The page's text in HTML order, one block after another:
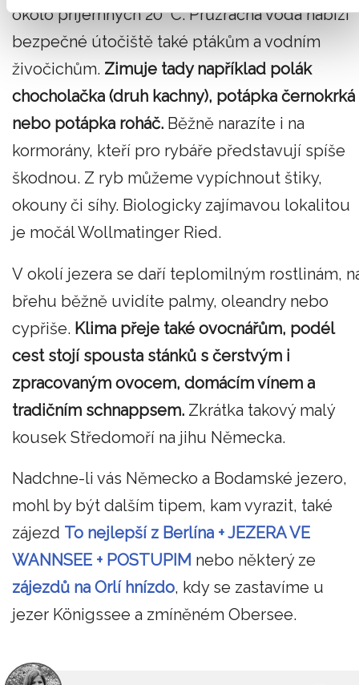
okolo příjemných 20 °C. Průzračná voda nabízí
bezpečné útočiště také ptákům a vodním
živočichům. Zimuje tady například polák
chocholačka (druh kachny), potápka černokrká
nebo potápka roháč. Běžně narazíte i na
kormorány, kteří pro rybáře představují spíše
škodnou. Z ryb můžeme vypíchnout štiky,
okouny či síhy. Biologicky zajímavou lokalitou
je močál Wollmatinger Ried.
V okolí jezera se daří teplomilným rostlinám,
břehu běžně uvidíte palmy, oleandry nebo
cypřiše. Klima přeje také ovocnářům, podél
cest stojí spousta stánků s čerstvým i
zpracovaným ovocem, domácím vínem a
tradičním schnappsem. Zkrátka takový malý
kousek Středomoří na jihu Německa.
Nadchne-li vás Německo a Bodamské jezero,
mohl by být dalším tipem, kam vyrazit, také
zájezd To nejlepší z Berlína + JEZERA VE
WANNSEE + POSTUPIM nebo některý ze
zájezdů na Orlí hnízdo, kdy se zastavíme u
jezer Königssee a zmíněném Obersee.